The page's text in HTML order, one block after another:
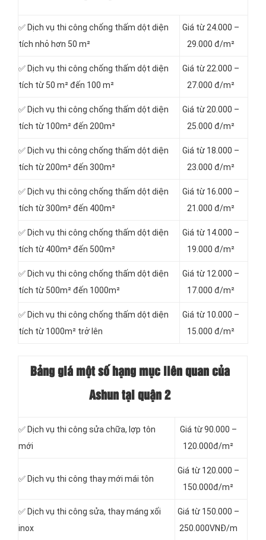
✅ Dịch vụ thi công chống thấm dột diện
tích nhỏ hơn 50 m²
Giá từ 24.000 –
29.000 đ/m²
✅ Dịch vụ thi công chống thấm dột diện
tích từ 50 m² đến 100 m²
Giá từ 22.000 –
27.000 đ/m²
✅ Dịch vụ thi công chống thấm dột diện
tích từ 100m² đến 200m²
Giá từ 20.000 –
25.000 đ/m²
✅ Dịch vụ thi công chống thấm dột diện
tích từ 200m² đến 300m²
Giá từ 18.000 –
23.000 đ/m²
✅ Dịch vụ thi công chống thấm dột diện
tích từ 300m² đến 400m²
Giá từ 16.000 –
21.000 đ/m²
✅ Dịch vụ thi công chống thấm dột diện
tích từ 400m² đến 500m²
Giá từ 14.000 –
19.000 đ/m²
✅ Dịch vụ thi công chống thấm dột diện
tích từ 500m² đến 1000m²
Giá từ 12.000 –
17.000 đ/m²
✅ Dịch vụ thi công chống thấm dột diện
tích từ 1000m² trở lên
Giá từ 10.000 –
15.000 đ/m²
Bảng giá một số hạng mục liên quan của
Ashun tại quận 2
✅ Dịch vụ thi công sửa chữa, lợp tôn
mới
Giá từ 90.000 –
120.000đ/m²
✅ Dịch vụ thi công thay mới mái tôn
Giá từ 120.000 –
150.000đ/m²
✅ Dịch vụ thi công sửa, thay máng xối
inox
Giá từ 150.000 –
250.000VNĐ/m